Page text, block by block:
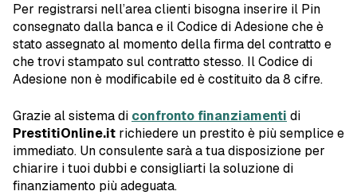
Per registrarsi nell’area clienti bisogna inserire il Pin
consegnato dalla banca e il Codice di Adesione che è
stato assegnato al momento della firma del contratto e
che trovi stampato sul contratto stesso. Il Codice di
Adesione non è modificabile ed è costituito da 8 cifre.
Grazie al sistema di confronto finanziamenti di
PrestitiOnline.it richiedere un prestito è più semplice e
immediato. Un consulente sarà a tua disposizione per
chiarire i tuoi dubbi e consigliarti la soluzione di
finanziamento più adeguata.